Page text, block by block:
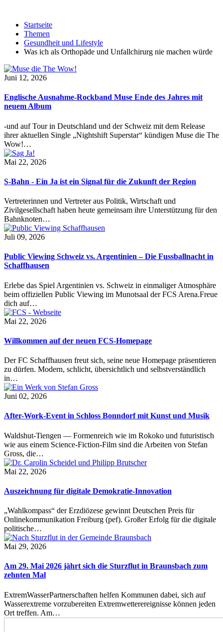
Startseite
Themen
Gesundheit und Lifestyle
Was ich als Orthopäde und Unfallchirurg nie machen würde
Juni 12, 2026
Englische Ausnahme-Rockband Muse Ende des Jahres mit
neuem Album
-und auf Tour in Deutschland und der Schweiz mit dem Release
ihrer aktuellen Single „Nightshift Superstar“ kündigen Muse die The
Wow!…
Mai 22, 2026
S-Bahn - Ein Ja ist ein Signal für die Zukunft der Region
Vertreterinnen und Vertreter aus Politik, Wirtschaft und
Zivilgesellschaft haben heute gemeinsam ihre Unterstützung für den
Bahnknoten…
Juli 09, 2026
Public Viewing Schweiz vs. Argentinien – Die Fussballnacht in
Schaffhausen
Erlebe das Spiel Argentinien vs. Schweiz in einmaliger Atmosphäre
beim offiziellen Public Viewing im Munotsaal der FCS Arena.Freue
dich auf…
Mai 22, 2026
Willkommen auf der neuen FCS-Homepage
Der FC Schaffhausen freut sich, seine neue Homepage präsentieren
zu dürfen. Modern, schlicht, übersichtlich und selbstverständlich
in…
Juni 02, 2026
After-Work-Event in Schloss Bonndorf mit Kunst und Musik
Waldshut-Tiengen — Formenreich wie im Rokoko und futuristisch
wie aus einem Science-Fiction-Film sind die Arbeiten von Stefan
Gross, die…
Mai 22, 2026
Auszeichnung für digitale Demokratie-Innovation
„Wahlkompass“ der Erzdiözese gewinnt Deutschen Preis für
Onlinekommunikation Freiburg (pef). Großer Erfolg für die digitale
politische…
Mai 29, 2026
Am 29. Mai 2026 jährt sich die Sturzflut in Braunsbach zum
zehnten Mal
ExtremWasserPartnerschaften helfen Kommunen dabei, sich auf
Wasserextreme vorzubereiten Extremwetterereignisse können jeden
Ort treffen. Am…